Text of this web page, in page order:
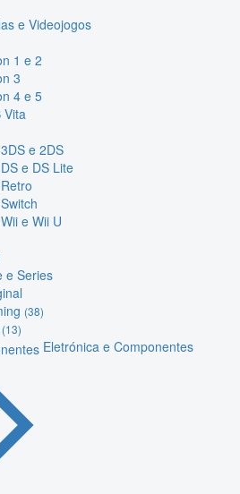
e Videojogos
1 e 2
3
4 e 5
Vita
e 2DS
e DS Lite
e Wii U
e Series
(38)
(13)
Eletrónica e Componentes